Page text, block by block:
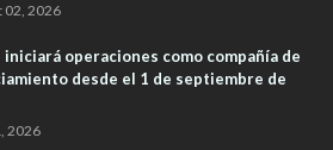
02, 2026
iniciará operaciones como compañía de
desde el 1 de septiembre de
2026